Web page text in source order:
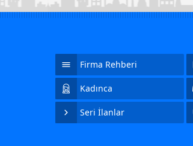
Firma Rehberi
Kadınca
Seri İlanlar